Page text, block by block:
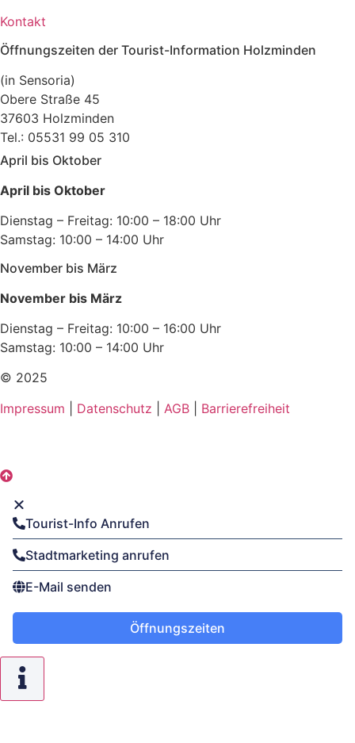
Kontakt
Öffnungszeiten der Tourist-Information Holzminden
(in Sensoria)
Obere Straße 45
37603 Holzminden
Tel.: 05531 99 05 310
April bis Oktober
April bis Oktober
Dienstag – Freitag: 10:00 – 18:00 Uhr
Samstag: 10:00 – 14:00 Uhr
November bis März
November bis März
Dienstag – Freitag: 10:00 – 16:00 Uhr
Samstag: 10:00 – 14:00 Uhr
© 2025
Impressum
Datenschutz AGB Barrierefreiheit
Tourist-Info Anrufen
Stadtmarketing anrufen
E-Mail senden
Öffnungszeiten